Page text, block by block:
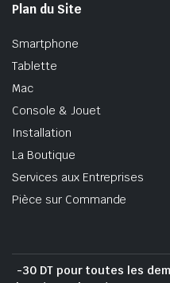
Plan du Site
Smartphone
Tablette
Mac
Console & Jouet
Installation
La Boutique
Services aux Entreprises
Pièce sur Commande
-30 DT pour toutes les